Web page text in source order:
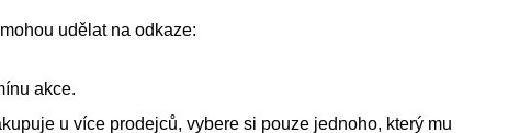
udělat na odkaze:
akce.
u více prodejců, vybere si pouze jednoho, který mu